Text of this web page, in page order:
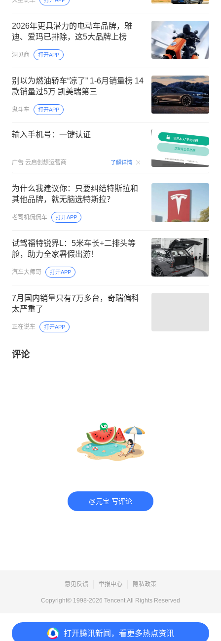
打开腾讯新闻，看更多热点资讯
2026年更具潜力的电动车品牌，雅
迪、爱玛已排除，这5大品牌上榜
洞见商 打开APP
别以为燃油轿车“凉了” 1-6月销量榜 14
款销量过5万 凯美瑞第三
鬼斗车 打开APP
输入手机号：一键认证
广告 云启创想运营商 了解详情 00:15
为什么我建议你：只要纠结特斯拉和
其他品牌，就无脑选特斯拉？
老司机侃侃车 打开APP
试驾福特锐界L：5米车长+二排头等
舱，助力全家暑假出游！
汽车大师哥 打开APP
7月国内销量只有7万多台，奇瑞偏科
太严重了
正在说车 打开APP
评论
@元宝 写评论
意见反馈 举报中心 隐私政策
Copyright© 1998-2026 Tencent.All Rights Reserved